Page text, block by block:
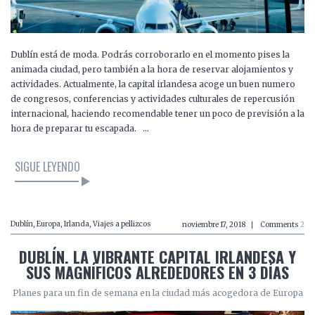
Dublín está de moda. Podrás corroborarlo en el momento pises la
animada ciudad, pero también a la hora de reservar alojamientos y
actividades. Actualmente, la capital irlandesa acoge un buen numero
de congresos, conferencias y actividades culturales de repercusión
internacional, haciendo recomendable tener un poco de previsión a la
hora de preparar tu escapada. …
SIGUE LEYENDO
Dublín, Europa, Irlanda, Viajes a pellizcos noviembre 17, 2018 Comments 2
DUBLÍN. LA VIBRANTE CAPITAL IRLANDESA Y
SUS MAGNÍFICOS ALREDEDORES EN 3 DÍAS
Planes para un fin de semana en la ciudad más acogedora de Europa